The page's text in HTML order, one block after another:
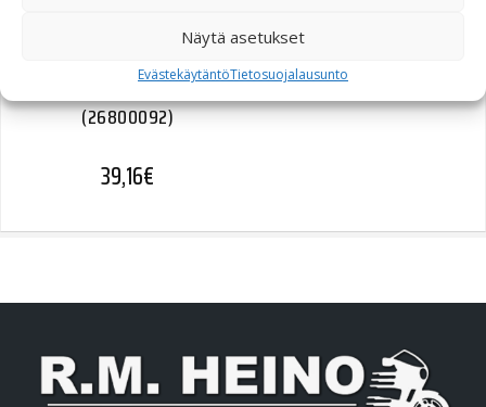
Näytä asetukset
EvästekäytäntöTietosuojalausunto
COVER OIL COOLER
(26800092)
39,16€